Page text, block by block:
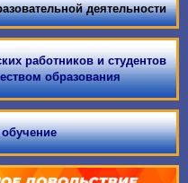
деятельности
работников и студентов
образования